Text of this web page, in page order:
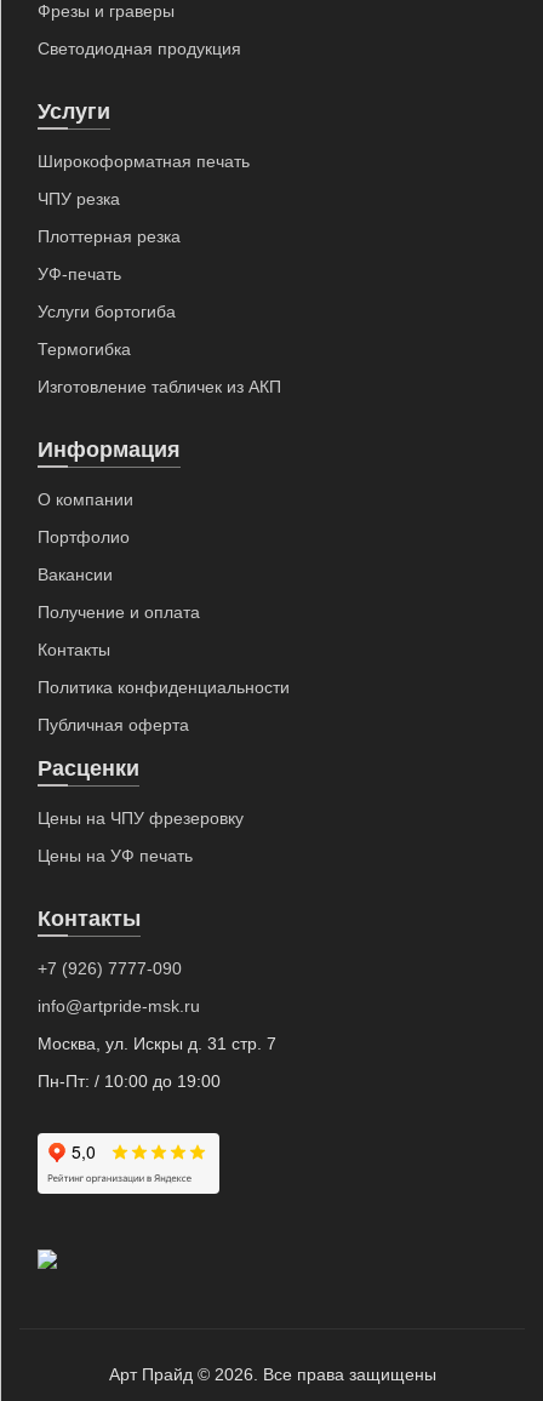
Фрезы и граверы
Светодиодная продукция
Услуги
Широкоформатная печать
ЧПУ резка
Плоттерная резка
УФ-печать
Услуги бортогиба
Термогибка
Изготовление табличек из АКП
Информация
О компании
Портфолио
Вакансии
Получение и оплата
Контакты
Политика конфиденциальности
Публичная оферта
Расценки
Цены на ЧПУ фрезеровку
Цены на УФ печать
Контакты
+7 (926) 7777-090
info@artpride-msk.ru
Москва, ул. Искры д. 31 стр. 7
Пн-Пт: / 10:00 до 19:00
Арт Прайд © 2026. Все права защищены